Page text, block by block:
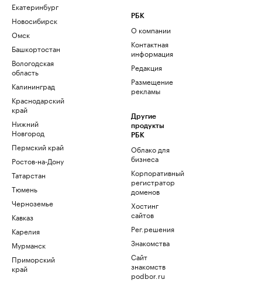
Екатеринбург
Новосибирск
Омск
Башкортостан
Вологодская
область
Калининград
Краснодарский
край
Нижний
Новгород
Пермский край
Ростов-на-Дону
Татарстан
Тюмень
Черноземье
Кавказ
Карелия
Мурманск
Приморский
край
РБК
О компании
Контактная
информация
Редакция
Размещение
рекламы
Другие
продукты
РБК
Облако для
бизнеса
Корпоративный
регистратор
доменов
Хостинг
сайтов
Рег.решения
Знакомства
Сайт
знакомств
podbor.ru